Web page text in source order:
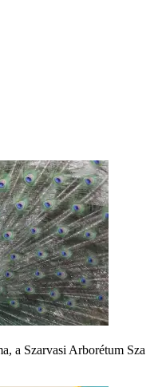
a Szarvasi Arborétum Sza